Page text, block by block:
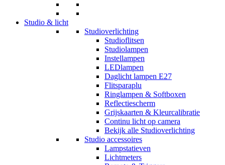
Studio & licht
Studioverlichting
Studioflitsen
Studiolampen
Instellampen
LEDlampen
Daglicht lampen E27
Flitsparaplu
Ringlampen & Softboxen
Reflectiescherm
Grijskaarten & Kleurcalibratie
Continu licht op camera
Bekijk alle Studioverlichting
Studio accessoires
Lampstatieven
Lichtmeters